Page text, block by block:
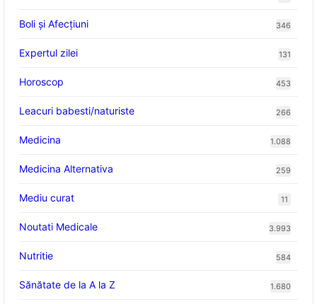
Boli și Afecțiuni 346
Expertul zilei 131
Horoscop 453
Leacuri babesti/naturiste 266
Medicina 1.088
Medicina Alternativa 259
Mediu curat 11
Noutati Medicale 3.993
Nutritie 584
Sănătate de la A la Z 1.680